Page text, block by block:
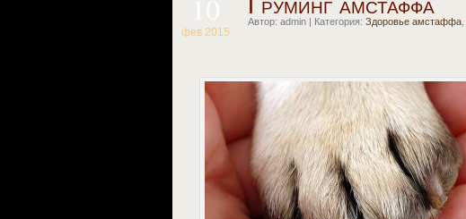
фев 2015
Груминг амстаффа
Автор: admin | Категория: Здоровье амстаффа